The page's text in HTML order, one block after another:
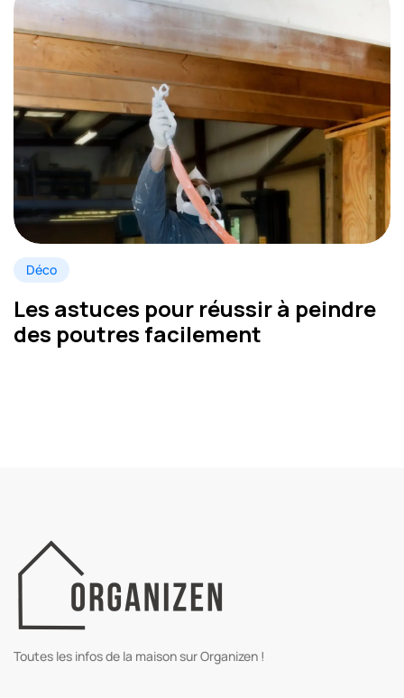
Déco
Les astuces pour réussir à peindre
des poutres facilement
Toutes les infos de la maison sur Organizen !